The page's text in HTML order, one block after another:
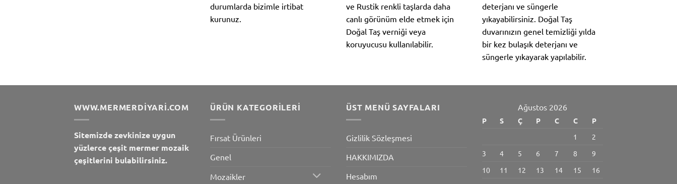
durumlarda bizimle irtibat
kurunuz.
ve Rustik renkli taşlarda daha
canlı görünüm elde etmek için
Doğal Taş verniği veya
koruyucusu kullanılabilir.
deterjanı ve süngerle
yıkayabilirsiniz. Doğal Taş
duvarınızın genel temizliği yılda
bir kez bulaşık deterjanı ve
süngerle yıkayarak yapılabilir.
WWW.MERMERDIYARI.COM
Sitemizde zevkinize uygun
yüzlerce çeşit mermer mozaik
çeşitlerini bulabilirsiniz.
ÜRÜN KATEGORILERI
Fırsat Ürünleri
Genel
Mozaikler
ÜST MENÜ SAYFALARI
Gizlilik Sözleşmesi
HAKKIMIZDA
Hesabım
Ağustos 2026
P S Ç P C C
P
1
2
3
4 5 6 7 8
9
10
11 12 13 14 15
16